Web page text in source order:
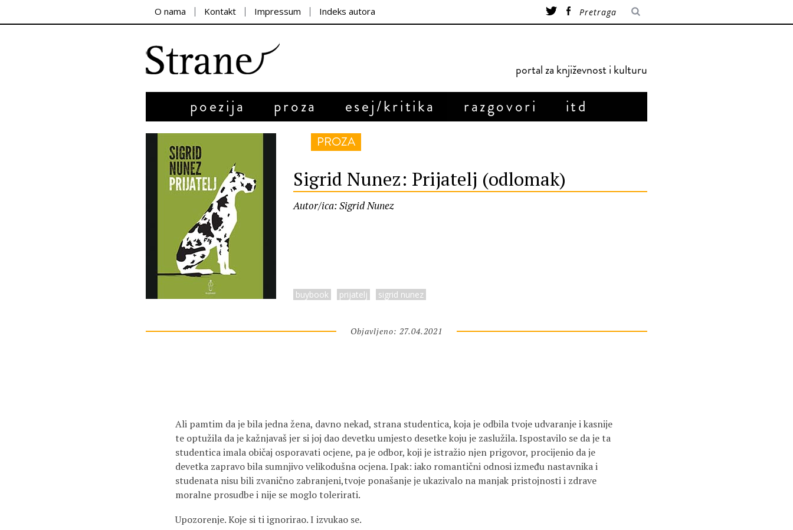
O nama Kontakt Impressum Indeks autora
portal za književnost i kulturu
poezija proza esej/kritika razgovori itd
PROZA
Sigrid Nunez: Prijatelj (odlomak)
Autor/ica: Sigrid Nunez
buybook prijatelj sigrid nunez
Objavljeno: 27.04.2021
Ali pamtim da je bila jedna žena, davno nekad, strana studentica, koja je odbila tvoje udvaranje i kasnije
te optužila da je kažnjavaš jer si joj dao devetku umjesto desetke koju je zaslužila. Ispostavilo se da je ta
studentica imala običaj osporavati ocjene, pa je odbor, koji je istražio njen prigovor, procijenio da je
devetka zapravo bila sumnjivo velikodušna ocjena. Ipak: iako romantični odnosi između nastavnika i
studenata nisu bili zvanično zabranjeni,tvoje ponašanje je ukazivalo na manjak pristojnosti i zdrave
moralne prosudbe i nije se moglo tolerirati.
Upozorenje. Koje si ti ignorirao. I izvukao se.